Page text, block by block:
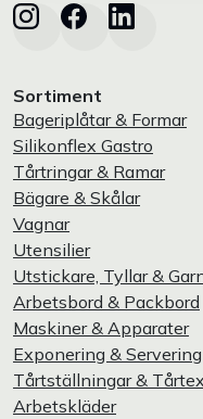
Sortiment
Bageriplåtar & Formar
Silikonflex Gastro
Tårtringar & Ramar
Bägare & Skålar
Vagnar
Utensilier
Utstickare, Tyllar &
Arbetsbord & Packbord
Maskiner & Apparater
Exponering & Servering
Tårtställningar &
Arbetskläder